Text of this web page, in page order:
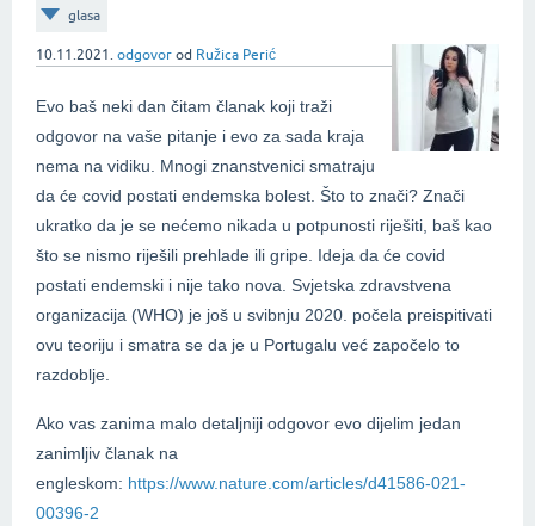
glasa
10.11.2021. odgovor od Ružica Perić
Evo baš neki dan čitam članak koji traži
odgovor na vaše pitanje i evo za sada kraja
nema na vidiku. Mnogi znanstvenici smatraju
da će covid postati endemska bolest. Što to znači? Znači
ukratko da je se nećemo nikada u potpunosti riješiti, baš kao
što se nismo riješili prehlade ili gripe. Ideja da će covid
postati endemski i nije tako nova. Svjetska zdravstvena
organizacija (WHO) je još u svibnju 2020. počela preispitivati
ovu teoriju i smatra se da je u Portugalu već započelo to
razdoblje.
Ako vas zanima malo detaljniji odgovor evo dijelim jedan
zanimljiv članak na
engleskom: https://www.nature.com/articles/d41586-021-
00396-2